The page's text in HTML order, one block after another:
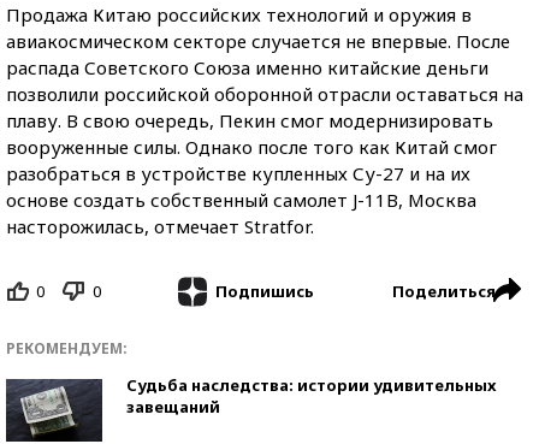
Продажа Китаю российских технологий и оружия в
авиакосмическом секторе случается не впервые. После
распада Советского Союза именно китайские деньги
позволили российской оборонной отрасли оставаться на
плаву. В свою очередь, Пекин смог модернизировать
вооруженные силы. Однако после того как Китай смог
разобраться в устройстве купленных Су-27 и на их
основе создать собственный самолет J-11B, Москва
насторожилась, отмечает Stratfor.
0 0 Подпишись Поделиться
РЕКОМЕНДУЕМ:
Судьба наследства: истории удивительных
завещаний